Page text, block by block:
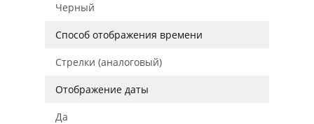
Черный
Способ отображения времени
Стрелки (аналоговый)
Отображение даты
Да